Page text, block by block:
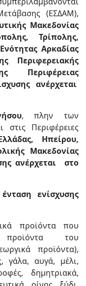
(ΕΣΔΑΜ),
Μακεδονίας
Τρίπολης,
Αρκαδίας
Περιφερειακής
Περιφέρειας
ανέρχεται
, πλην των
Περιφέρειες
Ηπείρου,
Μακεδονίας
ανέρχεται στο
ενίσχυσης
προϊόντα που
προϊόντα του
προϊόντα),
γάλα, αυγά, μέλι,
δημητριακά,